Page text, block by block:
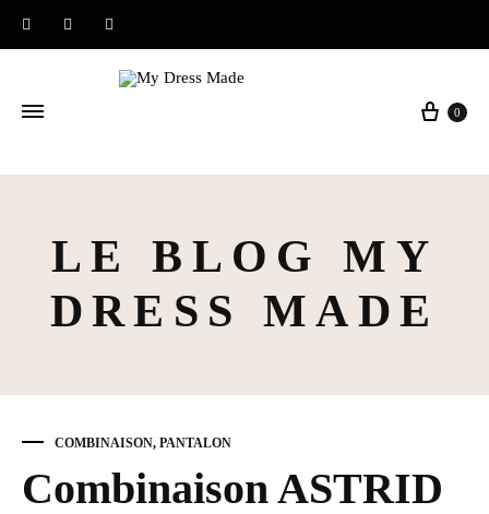
InstagramFacebook
Panier
0
LE BLOG MY
DRESS MADE
COMBINAISON, PANTALON
Combinaison ASTRID